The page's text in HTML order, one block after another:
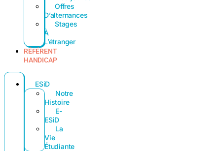
Offres
D’alternances
Stages
À
L’étranger
RÉFÉRENT
HANDICAP
ESiD
Notre
Histoire
E-
ESiD
La
Vie
Étudiante